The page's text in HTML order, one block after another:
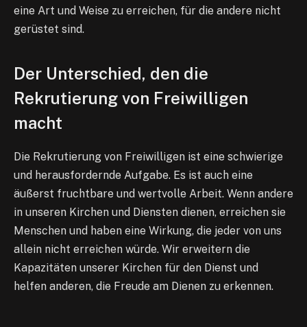
eine Art und Weise zu erreichen, für die andere nicht
gerüstet sind.
Der Unterschied, den die
Rekrutierung von Freiwilligen
macht
Die Rekrutierung von Freiwilligen ist eine schwierige
und herausfordernde Aufgabe. Es ist auch eine
äußerst fruchtbare und wertvolle Arbeit. Wenn andere
in unseren Kirchen und Diensten dienen, erreichen sie
Menschen und haben eine Wirkung, die jeder von uns
allein nicht erreichen würde. Wir erweitern die
Kapazitäten unserer Kirchen für den Dienst und
helfen anderen, die Freude am Dienen zu erkennen.